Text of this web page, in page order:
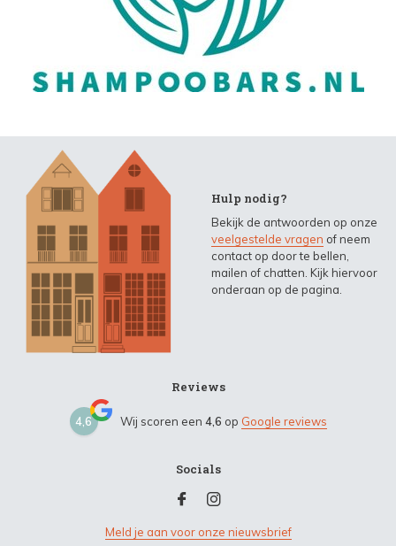
Hulp nodig?
Bekijk de antwoorden op onze
veelgestelde vragen of neem
contact op door te bellen,
mailen of chatten. Kijk hiervoor
onderaan op de pagina.
Reviews
4,6 Wij scoren een 4,6 op Google reviews
Socials
Meld je aan voor onze nieuwsbrief